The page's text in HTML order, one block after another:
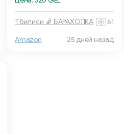
Тбилиси 🧦 БАРАХОЛКА 61
Amazon 25 дней назад